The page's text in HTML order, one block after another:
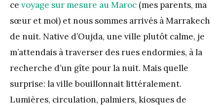
ce voyage sur mesure au Maroc (mes parents, ma
sœur et moi) et nous sommes arrivés à Marrakech
de nuit. Native d’Oujda, une ville plutôt calme, je
m’attendais à traverser des rues endormies, à la
recherche d’un gîte pour la nuit. Mais quelle
surprise: la ville bouillonnait littéralement.
Lumières, circulation, palmiers, kiosques de